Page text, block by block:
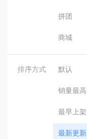
拼团
商城
排序方式 默认
销量最高
最早上架
最新更新